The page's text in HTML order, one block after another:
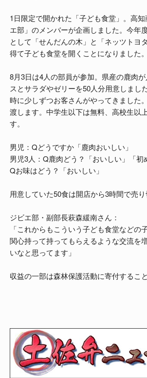
1日限定で開かれた「子ども食堂」。高
エ部」のメンバーが企画しました。今年
として「せんだんの木」と「ネッツトヨ
得て子ども食堂を開くことになりました。
8月3日は4人の部員が参加。県産の鹿肉
スとサラダやゼリーを50人分用意しまし
時に少しずつお客さんがやってきました
渡します。中学生以下は無料、高校生以
す。
男児：Qどうですか「鹿肉おいしい」
男児3人：Q鹿肉どう？「おいしい」「初
Qお味はどう？「おいしい」
用意していた50食は開店から3時間で売り
ジビエ部・副部長萩森緩南さん：
「これからもこういう子ども食堂などの
関心持って持ってもらえるような交流を
いなと思ってます」
収益の一部は森林保護活動に寄付するこ